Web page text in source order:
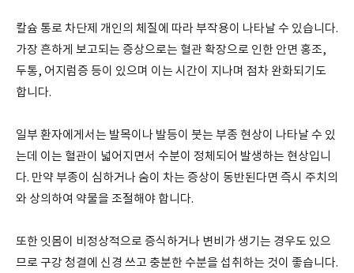
칼슘 통로 차단제 개인의 체질에 따라 부작용이 나타날 수 있습니다.
가장 흔하게 보고되는 증상으로는 혈관 확장으로 인한 안면 홍조,
두통, 어지럼증 등이 있으며 이는 시간이 지나며 점차 완화되기도
합니다.
일부 환자에게서는 발목이나 발등이 붓는 부종 현상이 나타날 수 있
는데 이는 혈관이 넓어지면서 수분이 정체되어 발생하는 현상입니
다. 만약 부종이 심하거나 숨이 차는 증상이 동반된다면 즉시 주치의
와 상의하여 약물을 조절해야 합니다.
또한 잇몸이 비정상적으로 증식하거나 변비가 생기는 경우도 있으
므로 구강 청결에 신경 쓰고 충분한 수분을 섭취하는 것이 좋습니다.